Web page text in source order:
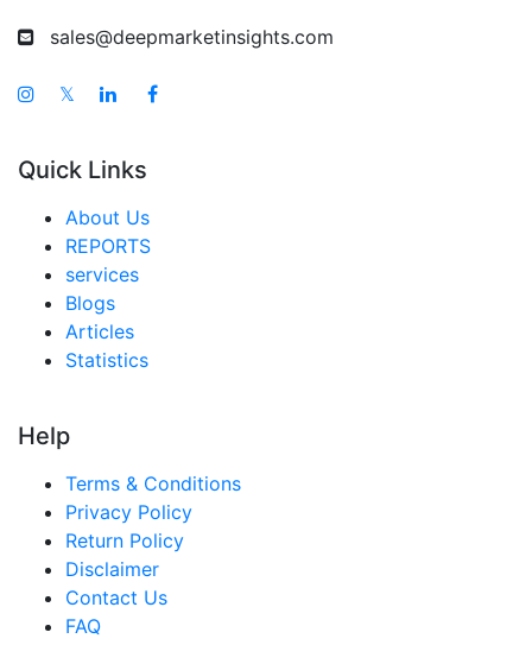
日本 都市農業市場
東南アジア 都市農業市場
中東・アフリカ 都市農業市場
アラブ首長国連邦 都市農業市場
サウジアラビア 都市農業市場
ナイジェリア 都市農業市場
トルコ 都市農業市場
中南米 都市農業市場
ブラジル 都市農業市場
sales@deepmarketinsights.com
𝕏
Quick Links
About Us
REPORTS
services
Blogs
Articles
Statistics
Help
Terms & Conditions
Privacy Policy
Return Policy
Disclaimer
Contact Us
FAQ